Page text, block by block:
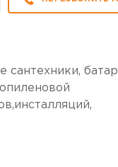
сантехники,